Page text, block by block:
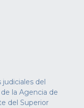
del
la Agencia de
del Superior